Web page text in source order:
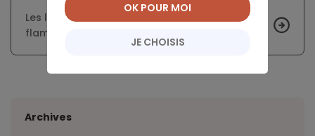
Les loyers parisiens augmentent, mais ne
flambent pas
Archives
JE CHOISIS
OK POUR MOI